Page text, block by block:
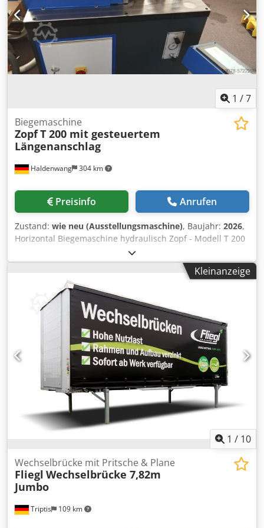
1 /7
Haldenwang 304 km
Biegemaschine
ZopfT 200 mit gesteuertem
Längenanschlag
Preisinfo Anrufen
Zustand: wie neu (Ausstellungsmaschine), Baujahr: 2026,
Horizontal Biegemaschine hydraulisch Zopf - Modell T 200
mit Anschlag - programmierbarer Längenanschlag 1000
mm - Baujahr 2026 Dodpfsgrydbsx Ah Rewa -
Vorfuehrmaschine - Hublaenge 185 mm - Gewicht 500 kg
Biegeleistung bis Flacheisen ST 37 ist 200x12 mm (mit
entsprechendem Werkzeug) mit Stempel R 5 und Matrize V
100 mm
Kleinanzeige
1 / 10
Triptis 109 km
Wechselbrücke mit Pritsche & Plane
Fliegl Wechselbrücke 7,82m
Jumbo